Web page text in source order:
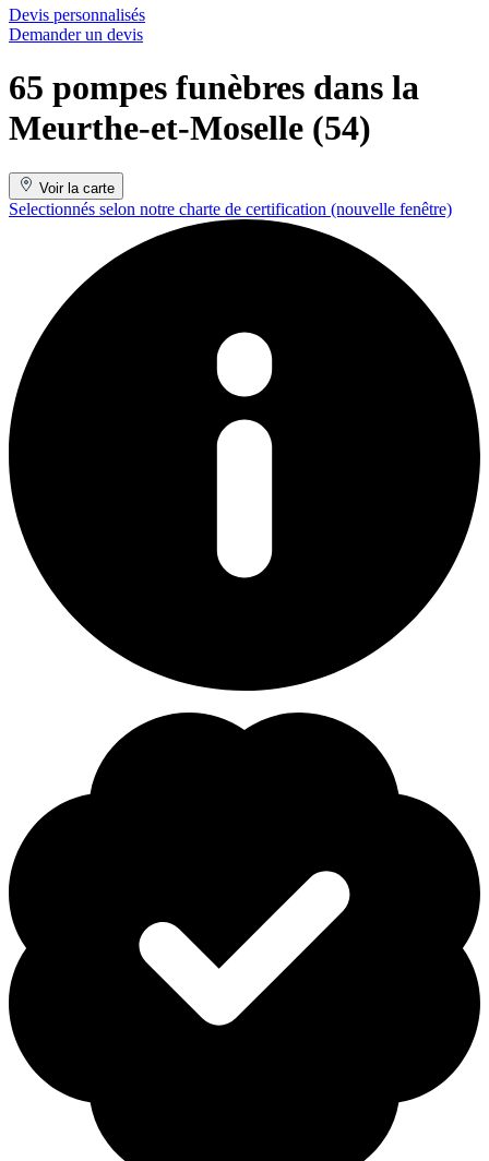
Devis personnalisés
Demander un devis
65 pompes funèbres dans la
Meurthe-et-Moselle (54)
Voir la carte
Selectionnés selon notre charte de certification (nouvelle fenêtre)